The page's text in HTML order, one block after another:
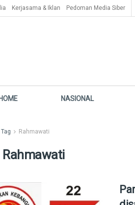
Kerjasama & Iklan Pedoman Media Siber
HOME NASIONAL
Tag Rahmawati
Rahmawati